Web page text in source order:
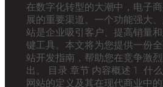
在数字化转型的大潮中，电子
展的重要渠道。一个功能强大
站是企业吸引客户、提高销量
键工具。本文将为您提供一份
站开发指南，帮助您在竞争激
出。 目录 章节 内容概述 1. 什
网站的定义及其在现代商业中